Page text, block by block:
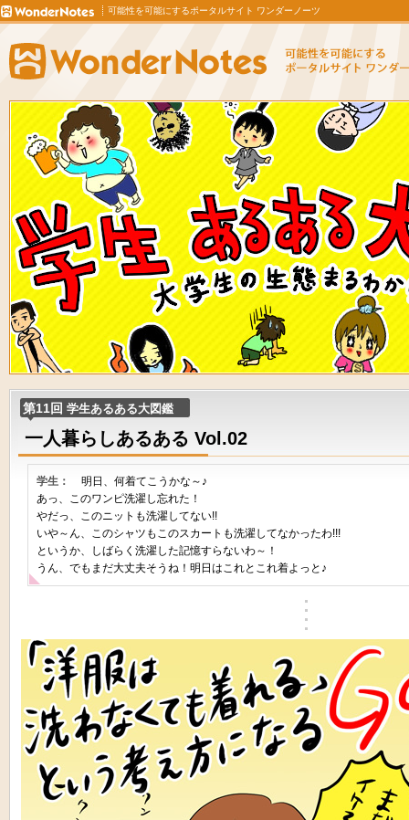
可能性を可能にするポータルサイト ワンダーノーツ
第11回 学生あるある大図鑑
一人暮らしあるある Vol.02
学生：
明日、何着てこうかな～♪
あっ、このワンピ洗濯し忘れた！
やだっ、このニットも洗濯してない!!
いや～ん、このシャツもこのスカートも洗濯してなかったわ!!!
というか、しばらく洗濯した記憶すらないわ～！
うん、でもまだ大丈夫そうね！明日はこれとこれ着よっと♪